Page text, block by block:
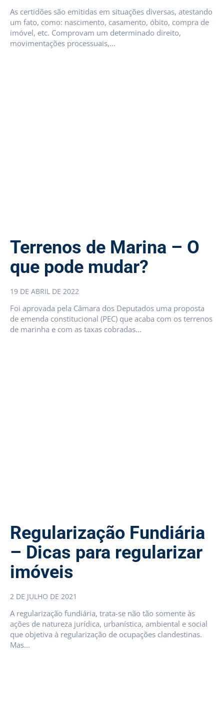
As certidões são emitidas em situações diversas, atestando
um fato, como: nascimento, casamento, óbito, compra de
imóvel, etc. Comprovam um determinado direito,
movimentações processuais,...
Terrenos de Marina – O
que pode mudar?
19 DE ABRIL DE 2022
Foi aprovada pela Câmara dos Deputados uma proposta
de emenda constitucional (PEC) que acaba com os terrenos
de marinha e com as taxas cobradas...
Regularização Fundiária
– Dicas para regularizar
imóveis
2 DE JULHO DE 2021
A regularização fundiária, trata-se não tão somente às
ações de natureza jurídica, urbanística, ambiental e social
que objetiva à regularização de ocupações clandestinas.
Mas...